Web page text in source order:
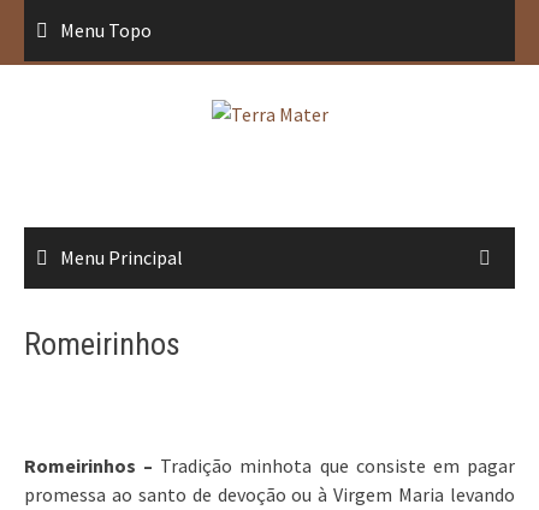
conteúdo
Menu Topo
Menu Principal
Romeirinhos
Romeirinhos – Tradição minhota que consiste em pagar
promessa ao santo de devoção ou à Virgem Maria levando